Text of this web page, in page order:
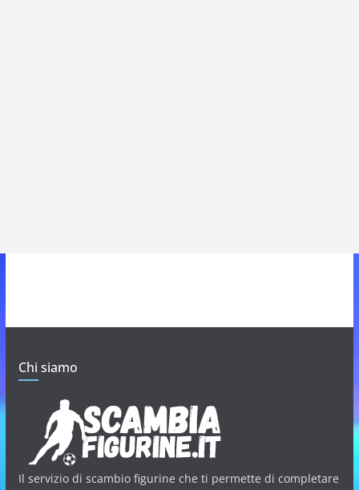
Chi siamo
Il servizio di scambio figurine che ti permette di completare